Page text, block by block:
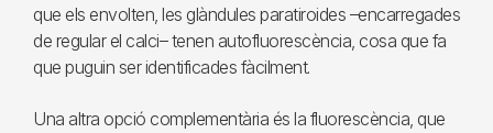
que els envolten, les glàndules paratiroides –encarregades
de regular el calci– tenen autofluorescència, cosa que fa
que puguin ser identificades fàcilment.
Una altra opció complementària és la fluorescència, que